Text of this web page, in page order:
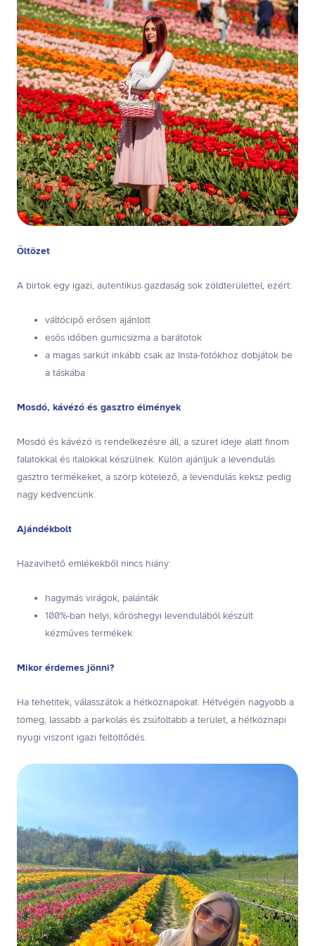
Öltözet
A birtok egy igazi, autentikus gazdaság sok zöldterülettel, ezért:
váltócipő erősen ajánlott
esős időben gumicsizma a barátotok
a magas sarkút inkább csak az Insta-fotókhoz dobjátok be
a táskába
Mosdó, kávézó és gasztro élmények
Mosdó és kávézó is rendelkezésre áll, a szüret ideje alatt finom
falatokkal és italokkal készülnek. Külön ajánljuk a levendulás
gasztro termékeket, a szörp kötelező, a levendulás keksz pedig
nagy kedvencünk.
Ajándékbolt
Hazavihető emlékekből nincs hiány:
hagymás virágok, palánták
100%-ban helyi, kőröshegyi levendulából készült
kézműves termékek
Mikor érdemes jönni?
Ha tehetitek, válasszátok a hétköznapokat. Hétvégén nagyobb a
tömeg, lassabb a parkolás és zsúfoltabb a terület, a hétköznapi
nyugi viszont igazi feltöltődés.